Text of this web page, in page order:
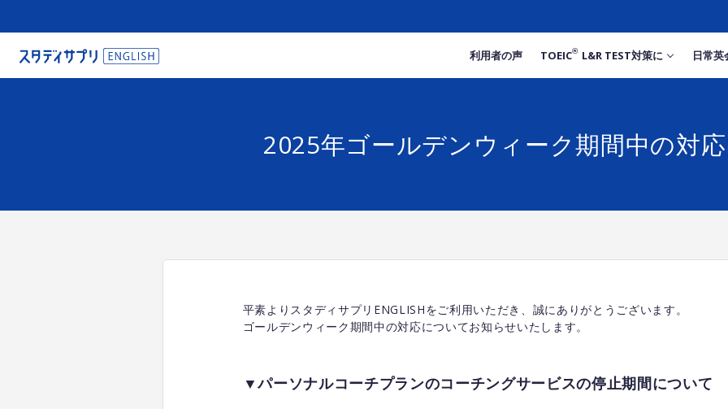
利用者の声 TOEIC® L&R TEST対策に 日常英
2025年ゴールデンウィーク期間中の対
平素よりスタディサプリENGLISHをご利用いただき、誠にありがとうございます。
ゴールデンウィーク期間中の対応についてお知らせいたします。
▼パーソナルコーチプランのコーチングサービスの停止期間について